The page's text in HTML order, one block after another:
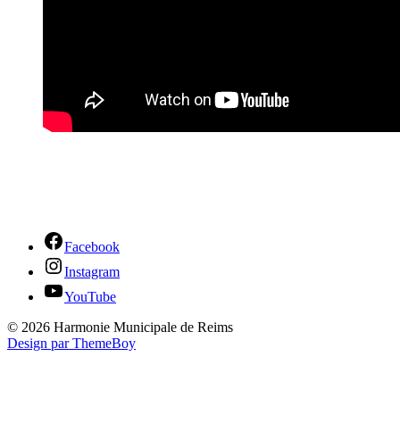
Facebook
Instagram
YouTube
© 2026 Harmonie Municipale de Reims
Design par ThemeBoy